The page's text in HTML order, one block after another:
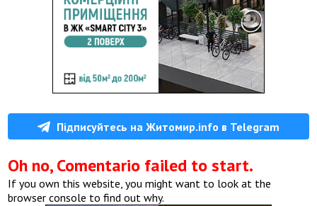
Підписуйтесь на Житомир.info в Telegram
Oh no, Comentario failed to start.
If you own this website, you might want to look at the
browser console to find out why.